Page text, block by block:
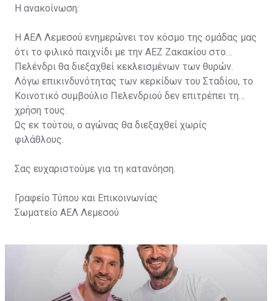
Η ανακοίνωση:
Η ΑΕΛ Λεμεσού ενημερώνει τον κόσμο της ομάδας μας
ότι το φιλικό παιχνίδι με την ΑΕΖ Ζακακίου στο
Πελένδρι θα διεξαχθεί κεκλεισμένων των θυρών.
Λόγω επικινδυνότητας των κερκίδων του Σταδίου, το
Κοινοτικό συμβούλιο Πελενδριού δεν επιτρέπει τη
χρήση τους.
Ως εκ τούτου, ο αγώνας θα διεξαχθεί χωρίς
φιλάθλους.
Σας ευχαριστούμε για τη κατανόηση.
Γραφείο Τύπου και Επικοινωνίας
Σωματείο ΑΕΛ Λεμεσού